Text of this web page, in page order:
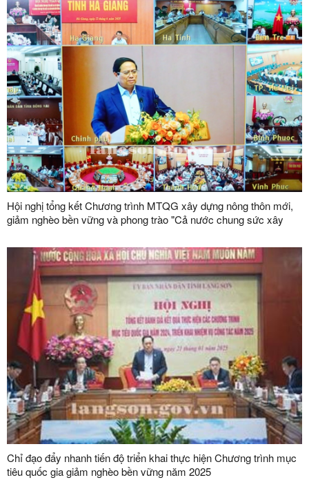
Hội nghị tổng kết Chương trình MTQG xây dựng nông thôn mới,
giảm nghèo bền vững và phong trào "Cả nước chung sức xây
sau" giai đoạn 2021 – 2025
Chỉ đạo đẩy nhanh tiến độ triển khai thực hiện Chương trình mục
tiêu quốc gia giảm nghèo bền vững năm 2025